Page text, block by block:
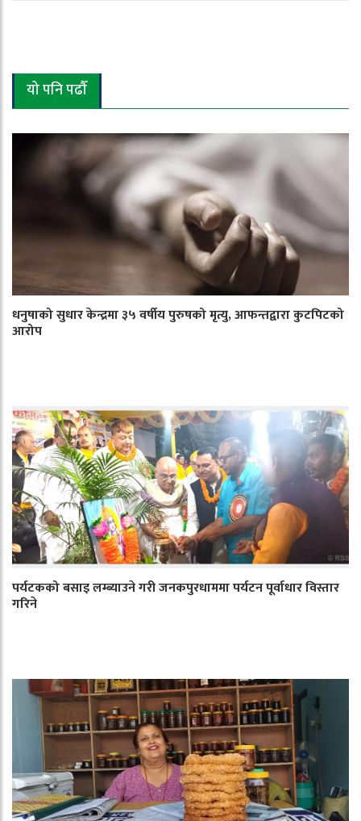
यो पनि पढौँ
धनुषाको सुधार केन्द्रमा ३५ वर्षीय पुरुषको मृत्यु, आफन्तद्वारा कुटपिटको
आरोप
पर्यटकको बसाइ लम्ब्याउने गरी जनकपुरधाममा पर्यटन पूर्वाधार विस्तार
गरिने